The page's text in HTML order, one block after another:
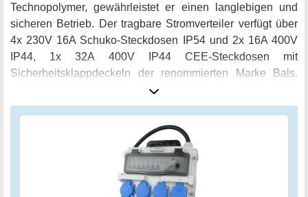
Technopolymer, gewährleistet er einen langlebigen und
sicheren Betrieb. Der tragbare Stromverteiler verfügt über
4x 230V 16A Schuko-Steckdosen IP54 und 2x 16A 400V
IP44, 1x 32A 400V IP44 CEE-Steckdosen mit
Sicherheitsklappdeckeln der renommierten Marke Bals.
Zusätzlich ist er mit einem Kabel mit Stecker 32A 5P 400V
IP44 Bals ausgestattet. Die Absicherung der 230V
Steckdosen erfolgt durch 4x Leitungsschutzschalter C16
1P 6kA und die CEE-Steckdosen werden durch 1x C16 3P
6kA abgesichert. Im Fehlerfall sorgt ein 4P 40A 30mA Typ
A 10kA Fi-Schalter für zusätzliche Sicherheit. Der
Stromverteiler hat die Schutzart IP44 und kann dank des